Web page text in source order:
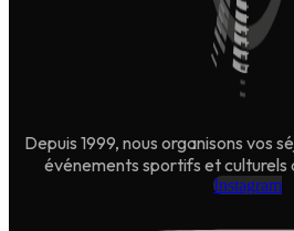
Depuis 1999, nous organisons vos
événements sportifs et culturels
Instagram